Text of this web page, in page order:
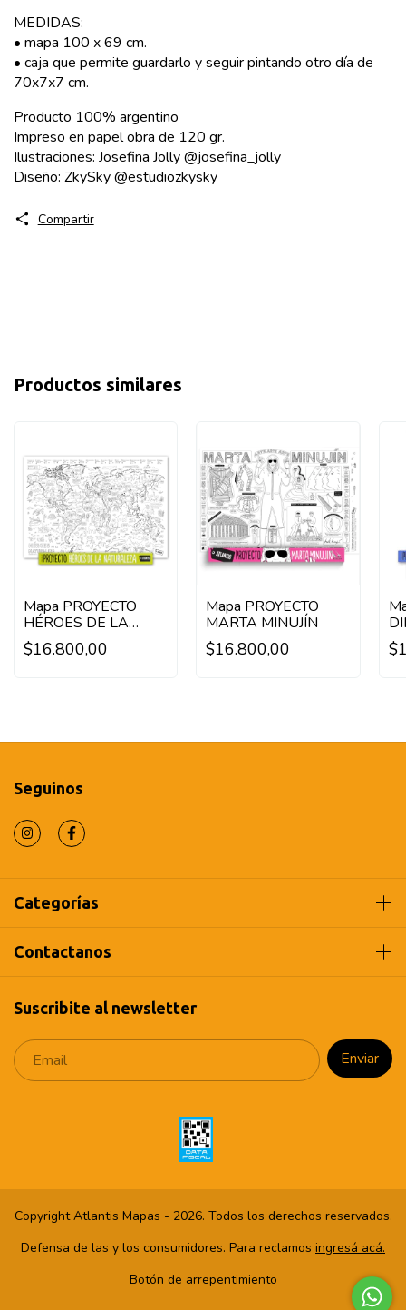
MEDIDAS:
• mapa 100 x 69 cm.
• caja que permite guardarlo y seguir pintando otro día de
70x7x7 cm.
Producto 100% argentino
Impreso en papel obra de 120 gr.
Ilustraciones: Josefina Jolly @josefina_jolly
Diseño: ZkySky @estudiozkysky
Compartir
Productos similares
Mapa PROYECTO
HÉROES DE LA
NATURALEZA
$16.800,00
Mapa PROYECTO
MARTA MINUJÍN
$16.800,00
Seguinos
Categorías
Contactanos
Suscribite al newsletter
Copyright Atlantis Mapas - 2026. Todos los derechos reservados.
Defensa de las y los consumidores. Para reclamos ingresá acá.
Botón de arrepentimiento